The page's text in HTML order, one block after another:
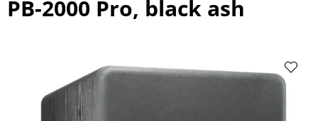
PB-2000 Pro, black ash